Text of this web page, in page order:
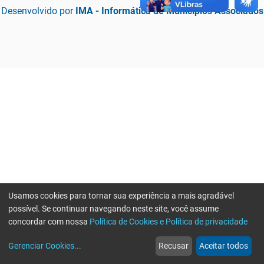
Desenvolvido por IMA - Informática de Municípios Associados
web
Notícias
more_horiz
Mais
Usamos cookies para tornar sua experiência a mais agradável
possível. Se continuar navegando neste site, você assume
concordar com nossa Política de Cookies e Política de privacidade
Gerenciar Cookies... Recusar Aceitar todos
Erro ao enviar informações, por favor tente novamente